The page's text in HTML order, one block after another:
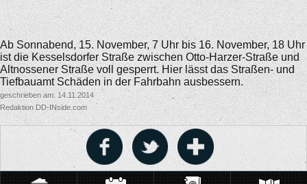
Ab Sonnabend, 15. November, 7 Uhr bis 16. November, 18 Uhr
ist die Kesselsdorfer Straße zwischen Otto-Harzer-Straße und
Altnossener Straße voll gesperrt. Hier lässt das Straßen- und
Tiefbauamt Schäden in der Fahrbahn ausbessern.
geschrieben am: 14.11.2014
Redaktion DD-INside.com